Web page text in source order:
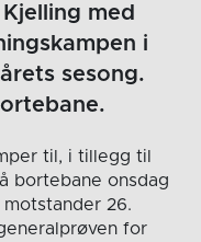
med
i
sesong.
til, i tillegg til
bortebane onsdag
26.
for